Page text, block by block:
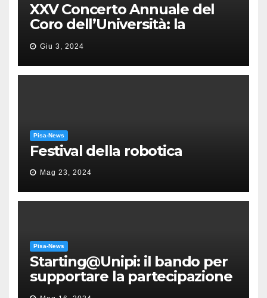
XXV Concerto Annuale del
Coro dell’Università: la
“Messa in gloria” di Giacomo
Puccini
Giu 3, 2024
Pisa-News
Festival della robotica
Mag 23, 2024
Pisa-News
Starting@Unipi: il bando per
supportare la partecipazione
all’ERC Starting Grant